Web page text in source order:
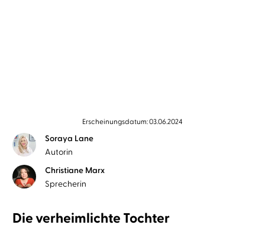
Erscheinungsdatum: 03.06.2024
Soraya Lane
Autorin
Christiane Marx
Sprecherin
Die verheimlichte Tochter